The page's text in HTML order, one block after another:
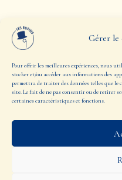
Gérer le
Pour offrir les meilleures expériences, nous
stocker et/ou accéder aux informations des
permettra de traiter des données telles que le
site. Le fait de ne pas consentir ou de retirer
certaines caractéristiques et fonctions.